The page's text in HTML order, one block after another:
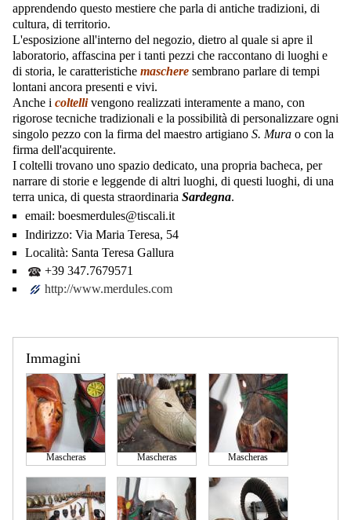
apprendendo questo mestiere che parla di antiche tradizioni, di
cultura, di territorio.
L'esposizione all'interno del negozio, dietro al quale si apre il
laboratorio, affascina per i tanti pezzi che raccontano di luoghi e
di storia, le caratteristiche maschere sembrano parlare di tempi
lontani ancora presenti e vivi.
Anche i coltellivengono realizzati interamente a mano, con
rigorose tecniche tradizionali e la possibilità di personalizzare ogni
singolo pezzo con la firma del maestro artigiano S. Mura o con la
firma dell'acquirente.
I coltelli trovano uno spazio dedicato, una propria bacheca, per
narrare di storie e leggende di altri luoghi, di questi luoghi, di una
terra unica, di questa straordinaria Sardegna.
email: boesmerdules@tiscali.it
Indirizzo: Via Maria Teresa, 54
Località: Santa Teresa Gallura
+39 347.7679571
http://www.merdules.com
Immagini
Mascheras Mascheras Mascheras